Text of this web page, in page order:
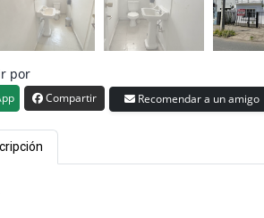
por
Compartir Recomendar a un amigo